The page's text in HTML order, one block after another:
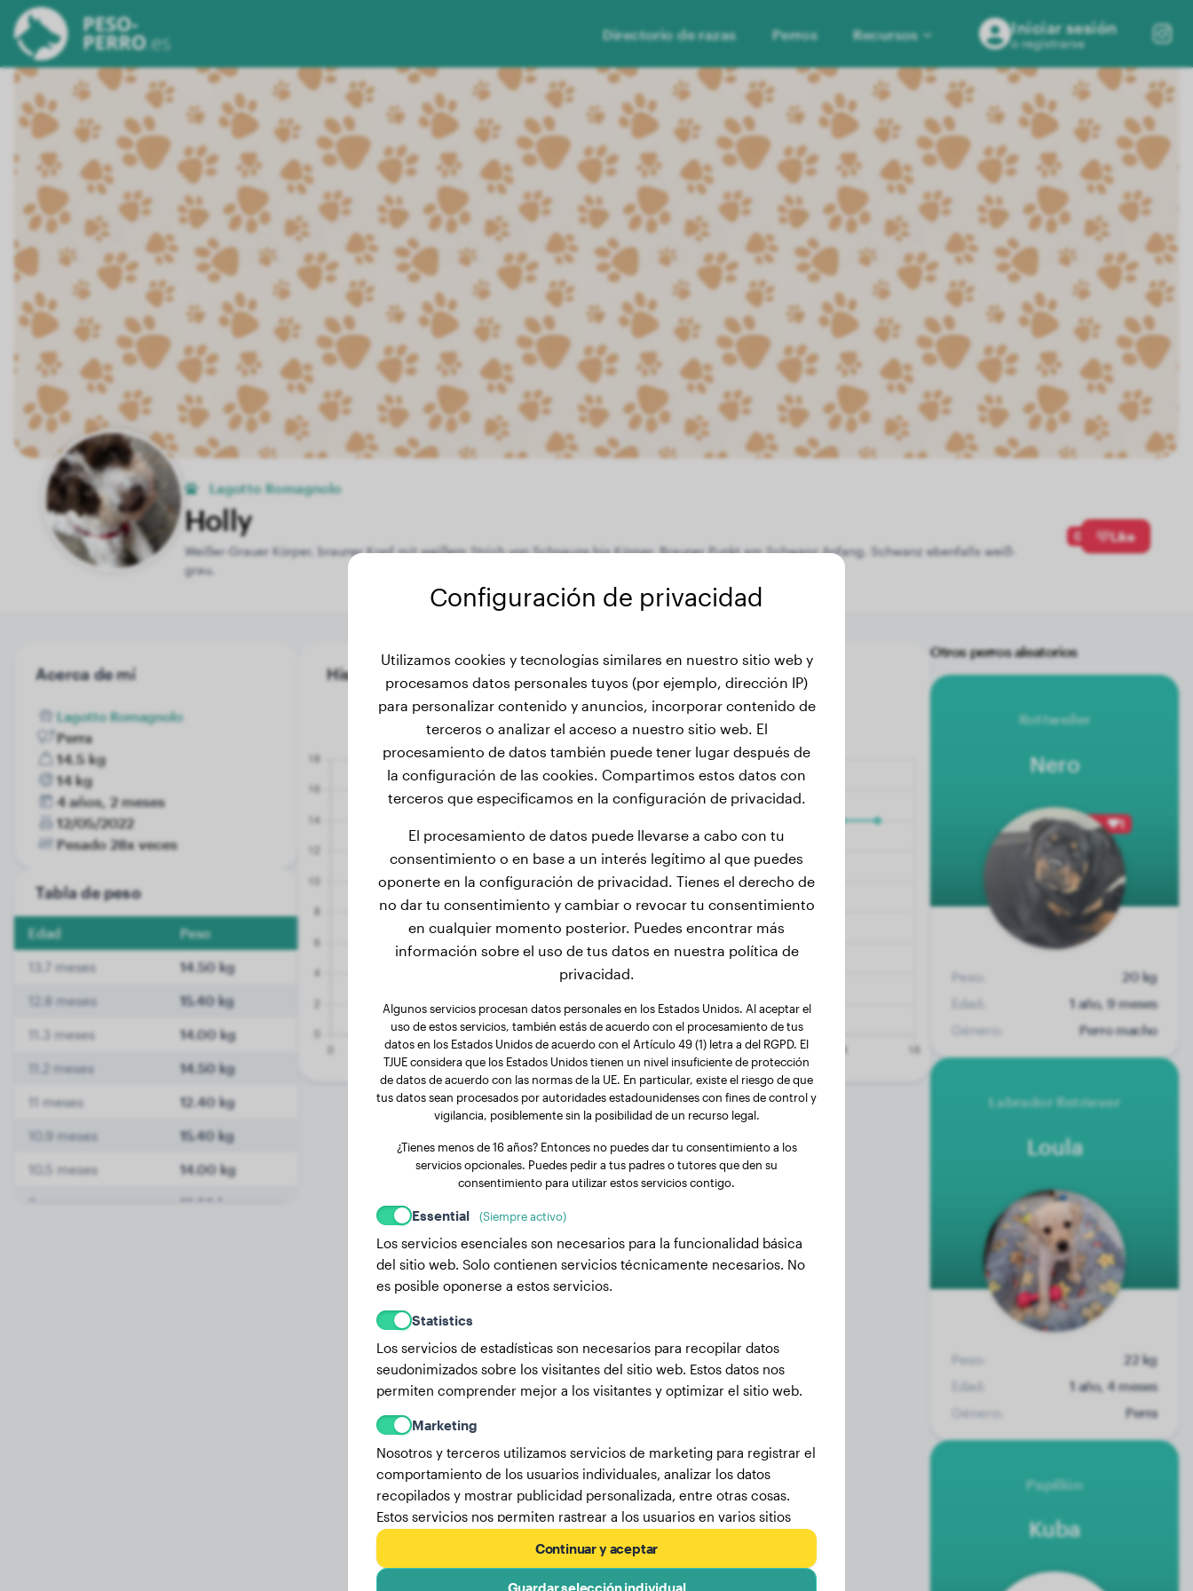
Directorio de razas Perros Recursos Iniciar sesión
o registrarse
Lagotto Romagnolo
Holly
Weißer-Grauer Körper, brauner Kopf mit weißem Strich von Schnauze bis Körper. Brauner Punkt am Schwanz Anfang. Schwanz ebenfalls weiß-
grau.
0 Like
Acerca de mí
Lagotto Romagnolo
Perra
14.5 kg
14 kg
4 años, 2 meses
12/05/2022
Pesado 28x veces
Tabla de peso
Edad Peso
13.7 meses 14.50 kg
12.8 meses 15.40 kg
11.3 meses 14.00 kg
11.2 meses 14.50 kg
11 meses 12.40 kg
10.9 meses 15.40 kg
10.5 meses 14.00 kg
9 meses 13.20 kg
Historial de peso de Holly
Otros perros aleatorios
Rottweiler
Nero
1
Peso:
20 kg
Edad:
1 año, 9 meses
Género:
Perro macho
Labrador Retriever
Loula
Peso:
22 kg
Edad:
1 año, 4 meses
Género:
Perra
Papillón
Kuba
Configuración de privacidad
Utilizamos cookies y tecnologías similares en nuestro sitio web y
procesamos datos personales tuyos (por ejemplo, dirección IP)
para personalizar contenido y anuncios, incorporar contenido de
terceros o analizar el acceso a nuestro sitio web. El
procesamiento de datos también puede tener lugar después de
la configuración de las cookies. Compartimos estos datos con
terceros que especificamos en la configuración de privacidad.
El procesamiento de datos puede llevarse a cabo con tu
consentimiento o en base a un interés legítimo al que puedes
oponerte en la configuración de privacidad. Tienes el derecho de
no dar tu consentimiento y cambiar o revocar tu consentimiento
en cualquier momento posterior. Puedes encontrar más
información sobre el uso de tus datos en nuestra política de
privacidad.
Algunos servicios procesan datos personales en los Estados Unidos. Al aceptar el
uso de estos servicios, también estás de acuerdo con el procesamiento de tus
datos en los Estados Unidos de acuerdo con el Artículo 49 (1) letra a del RGPD. El
TJUE considera que los Estados Unidos tienen un nivel insuficiente de protección
de datos de acuerdo con las normas de la UE. En particular, existe el riesgo de que
tus datos sean procesados por autoridades estadounidenses con fines de control y
vigilancia, posiblemente sin la posibilidad de un recurso legal.
¿Tienes menos de 16 años? Entonces no puedes dar tu consentimiento a los
servicios opcionales. Puedes pedir a tus padres o tutores que den su
consentimiento para utilizar estos servicios contigo.
Essential (Siempre activo)
Los servicios esenciales son necesarios para la funcionalidad básica
del sitio web. Solo contienen servicios técnicamente necesarios. No
es posible oponerse a estos servicios.
Statistics
Los servicios de estadísticas son necesarios para recopilar datos
seudonimizados sobre los visitantes del sitio web. Estos datos nos
permiten comprender mejor a los visitantes y optimizar el sitio web.
Marketing
Nosotros y terceros utilizamos servicios de marketing para registrar el
comportamiento de los usuarios individuales, analizar los datos
recopilados y mostrar publicidad personalizada, entre otras cosas.
Estos servicios nos permiten rastrear a los usuarios en varios sitios
web.
Aquí encontrarás una lista de nuestros socios publicitarios.
Continuar y aceptar
Guardar selección individual